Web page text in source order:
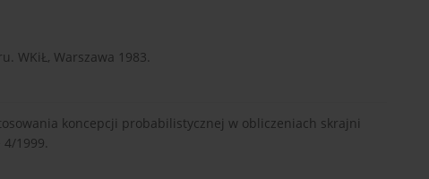
WKiŁ, Warszawa 1983.
koncepcji probabilistycznej w obliczeniach skrajni
1999.